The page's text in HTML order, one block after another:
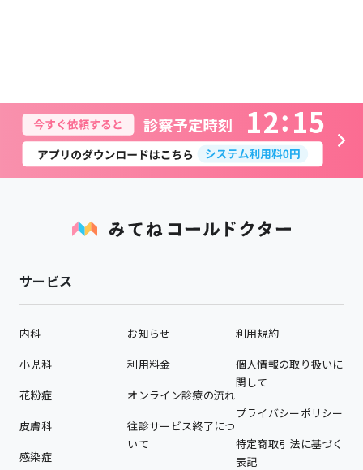
12 15
サービス
内科
小児科
花粉症
皮膚科
感染症
お知らせ
利用料金
オンライン診療の流れ
往診サービス終了につ
いて
利用規約
個人情報の取り扱いに
関して
プライバシーポリシー
特定商取引法に基づく
表記